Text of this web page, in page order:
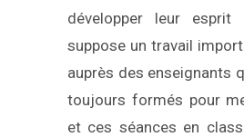
développer leur esprit
suppose un travail
auprès des enseignants
toujours formés pour
et ces séances en